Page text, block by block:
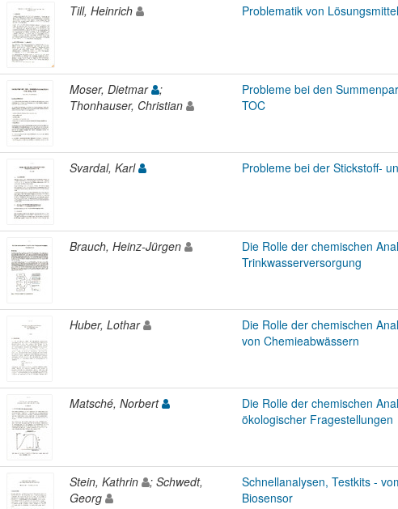
Till, Heinrich Problematik von
Moser, Dietmar
;
Thonhauser, Christian
Probleme bei den
TOC
Svardal, Karl Probleme bei der Stickstoff-
Brauch, Heinz-Jürgen
Die Rolle der chemischen
Trinkwasserversorgung
Huber, Lothar
Die Rolle der chemischen
von Chemieabwässern
Matsché, Norbert
Die Rolle der chemischen
ökologischer Fragestellungen
Stein, Kathrin
; Schwedt,
Georg
Schnellanalysen, Testkits -
Biosensor